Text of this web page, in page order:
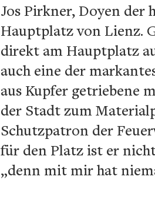
Jos Pirkner, Doyen der
Hauptplatz von Lienz.
direkt am Hauptplatz
auch eine der
aus Kupfer getriebene
der Stadt zum
Schutzpatron der
für den Platz ist er
„denn mit mir hat